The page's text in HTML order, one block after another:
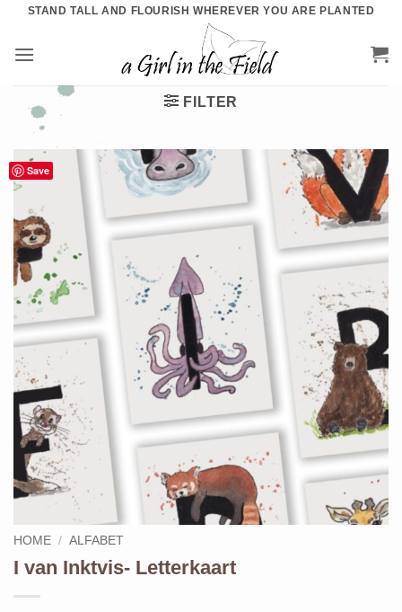
inhoud
STAND TALL AND FLOURISH WHEREVER YOU ARE PLANTED
FILTER
Save
HOME / ALFABET
I van Inktvis- Letterkaart